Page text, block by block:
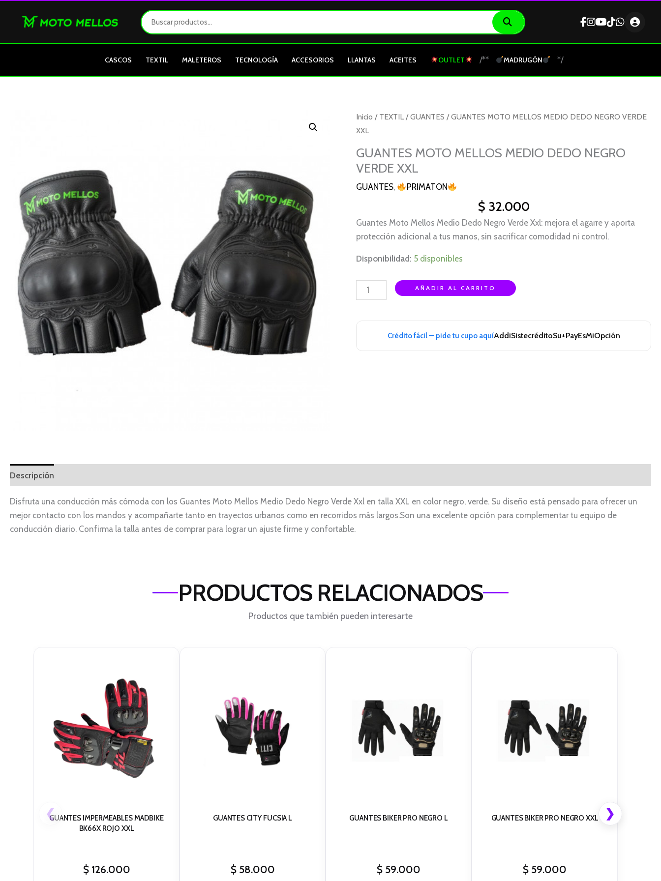
CASCOS TEXTIL MALETEROS TECNOLOGÍA ACCESORIOS LLANTAS ACEITES OUTLET /** MADRUGÓN */
Inicio / TEXTIL /GUANTES / GUANTES MOTO MELLOS MEDIO DEDO NEGRO VERDE
XXL
GUANTES MOTO MELLOS MEDIO DEDO NEGRO
VERDE XXL
GUANTES, PRIMATON
$ 32.000
Guantes Moto Mellos Medio Dedo Negro Verde Xxl: mejora el agarre y aporta
protección adicional a tus manos, sin sacrificar comodidad ni control.
Disponibilidad: 5 disponibles
GUANTES
MOTO
MEDIO
DEDO
NEGRO
cantidad
AÑADIR AL CARRITO
Crédito fácil — pide tu cupo aquíAddiSistecréditoSu+PayEsMiOpción
Descripción
Disfruta una conducción más cómoda con los Guantes Moto Mellos Medio Dedo Negro Verde Xxl en talla XXL en color negro, verde. Su diseño está pensado para ofrecer un
mejor contacto con los mandos y acompañarte tanto en trayectos urbanos como en recorridos más largos.Son una excelente opción para complementar tu equipo de
conducción diario. Confirma la talla antes de comprar para lograr un ajuste firme y confortable.
PRODUCTOS RELACIONADOS
Productos que también pueden interesarte
GUANTES IMPERMEABLES MADBIKE
BK66X ROJO XXL
$126.000
GUANTES CITY FUCSIA L
$58.000
GUANTES BIKER PRO NEGRO L
$ 59.000
GUANTES BIKER PRO NEGRO XXL
$ 59.000
❮ ❯